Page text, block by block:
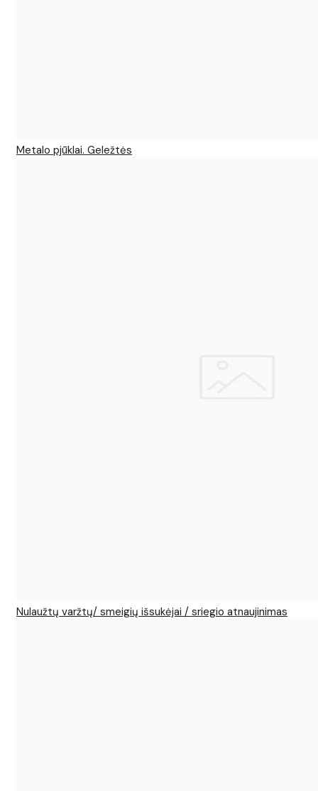
Metalo pjūklai. Geležtės
Nulaužtų varžtų/ smeigių išsukėjai / sriegio atnaujinimas